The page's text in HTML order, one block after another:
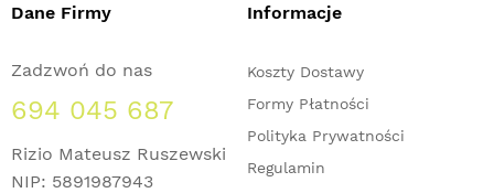
Dane Firmy
Zadzwoń do nas
694 045 687
Rizio Mateusz Ruszewski
NIP: 5891987943
Informacje
Koszty Dostawy
Formy Płatności
Polityka Prywatności
Regulamin